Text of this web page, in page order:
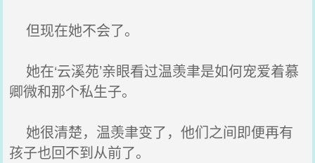
但现在她不会了。
她在‘云溪苑’亲眼看过温羡聿是如何宠爱着慕
卿微和那个私生子。
她很清楚，温羡聿变了，他们之间即便再有
孩子也回不到从前了。